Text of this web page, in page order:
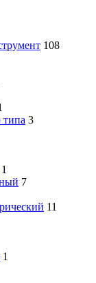
108
типа 3
1
7
11
1